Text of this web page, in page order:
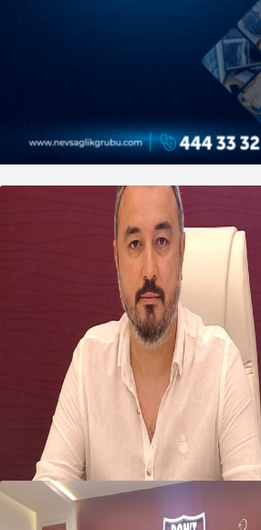
Oğuzbeyi’nden Balıkesirspor
yönetimine cevap : Herkes kendine
yakışanı yapar, buluttan nem
kapmayın!
07 Ağustos 2026